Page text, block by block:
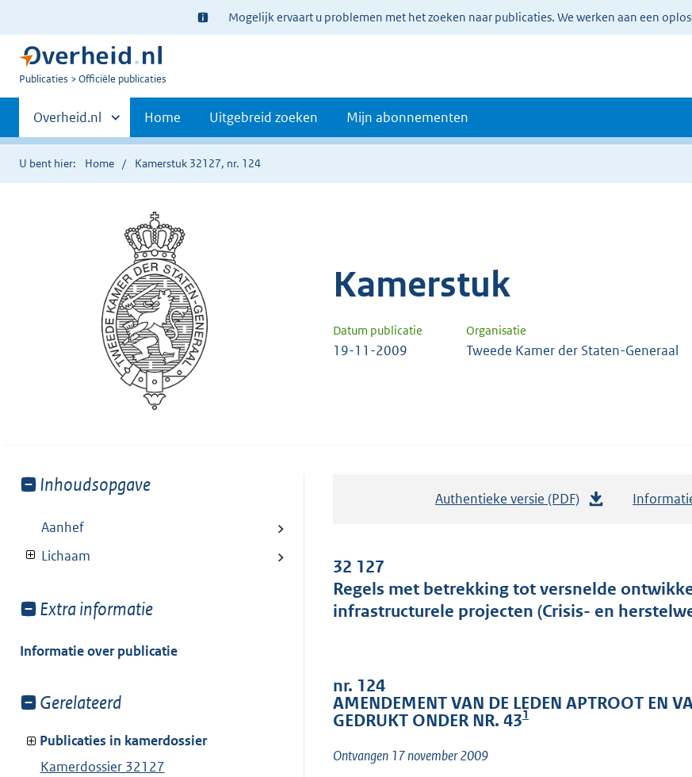
Ter
informatie:
Mogelijk ervaart u problemen met het zoeken naar publicaties. We werken aan een
U
Publicaties Officiële publicaties
Primaire
navigatie
Andere
sites
binnen
Overheid.nl Home Uitgebreid zoeken Mijn abonnementen
U bent hier: Home Kamerstuk 32127, nr. 124
Kamerstuk
Datum publicatie Organisatie
19-11-2009 Tweede Kamer der Staten-Generaal
Toon
van:
Inhoudsopgave
Aanhef
Lichaam
Toon
van:
Extra informatie
Informatie over publicatie
Toon
van:
Gerelateerd
Publicaties in kamerdossier
Kamerdossier 32127
Authentieke versie (PDF)
a
n
o
32 127
Regels met betrekking tot versnelde
infrastructurele projecten (Crisis- en
nr. 124
AMENDEMENT VAN DE LEDEN APTROOT EN
GEDRUKT ONDER NR. 431
Ontvangen 17 november 2009